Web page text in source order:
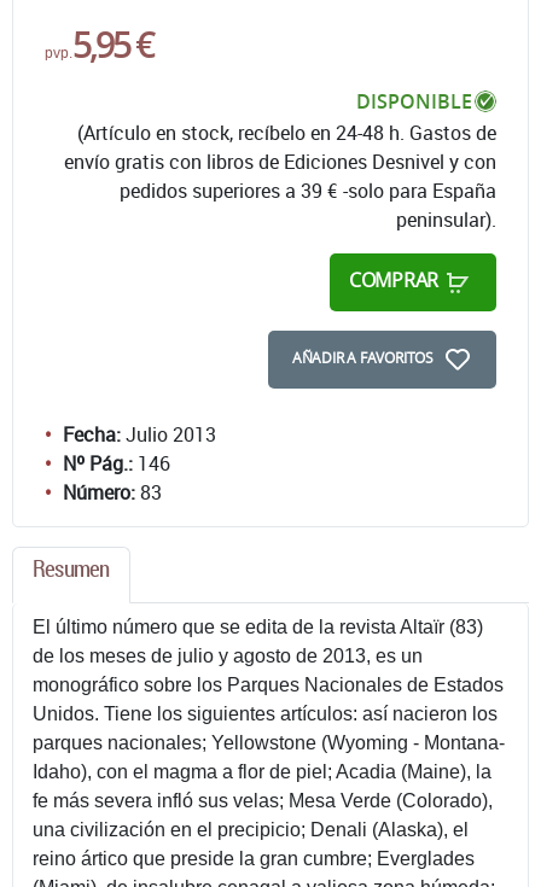
pvp. 5,95 €
DISPONIBLE
(Artículo en stock, recíbelo en 24-48 h. Gastos de
envío gratis con libros de Ediciones Desnivel y con
pedidos superiores a 39 € -solo para España
peninsular).
COMPRAR
AÑADIR A FAVORITOS
Fecha:Julio 2013
Nº Pág.: 146
Número:83
Resumen
El último número que se edita de la revista Altaïr (83)
de los meses de julio y agosto de 2013, es un
monográfico sobre los Parques Nacionales de Estados
Unidos. Tiene los siguientes artículos: así nacieron los
parques nacionales; Yellowstone (Wyoming - Montana-
Idaho), con el magma a flor de piel; Acadia (Maine), la
fe más severa infló sus velas; Mesa Verde (Colorado),
una civilización en el precipicio; Denali (Alaska), el
reino ártico que preside la gran cumbre; Everglades